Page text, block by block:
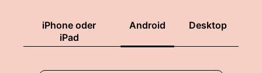
iPhone oder
iPad
Android Desktop